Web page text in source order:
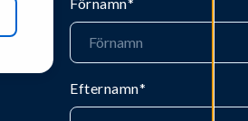
Efternamn*